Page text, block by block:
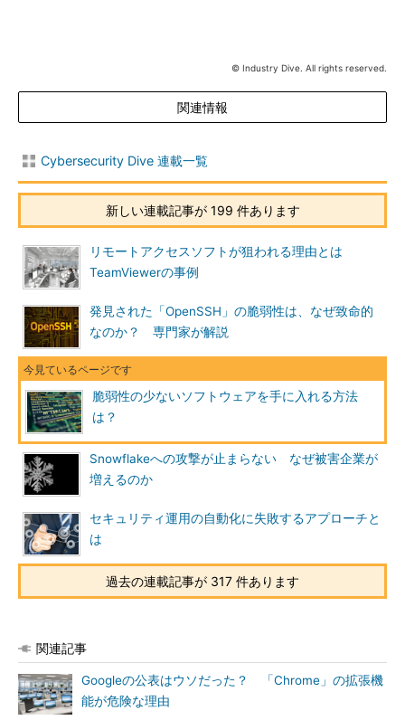
© Industry Dive. All rights reserved.
関連情報
Cybersecurity Dive 連載一覧
新しい連載記事が 199 件あります
リモートアクセスソフトが狙われる理由とは
TeamViewerの事例
発見された「OpenSSH」の脆弱性は、なぜ致命的
なのか？ 専門家が解説
脆弱性の少ないソフトウェアを手に入れる方法
は？
Snowflakeへの攻撃が止まらない なぜ被害企業が
増えるのか
セキュリティ運用の自動化に失敗するアプローチと
は
過去の連載記事が 317 件あります
関連記事
Googleの公表はウソだった？ 「Chrome」の拡張機
能が危険な理由